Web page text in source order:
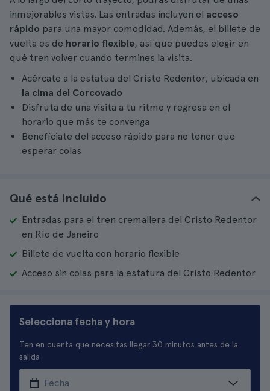
inmejorables vistas. Las entradas incluyen el acceso
rápido para una mayor comodidad. Además, el billete de
vuelta es de horario flexible, así que puedes elegir en
qué tren volver cuando termines la visita.
Acércate a la estatua del Cristo Redentor, ubicada en
la cima del Corcovado
Disfruta de una visita a tu ritmo y regresa en el
horario que más te convenga
Benefíciate del acceso rápido para no tener que
esperar colas
Qué está incluido
Entradas para el tren cremallera del Cristo Redentor
en Río de Janeiro
Billete de vuelta con horario flexible
Acceso sin colas para la estatura del Cristo Redentor
Selecciona fecha y hora
Ten en cuenta que necesitas llegar 30 minutos antes de la
salida